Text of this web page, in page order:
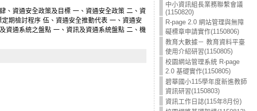
、資通安全政策及目標 一、資通安全政策 二、資
期檢討程序 伍、資通安全推動代表 一、資通安
資通系統之盤點 一、資訊及資通系統盤點 二、機
中小資訊組長業務聯繫會議
(1150820)
R-page 2.0 網站管理與無障
礙標章申請實作(1150806)
教育大數據－ 教育資料平臺
使用介紹研習(1150805)
校園網站管理系統 R-page
2.0 基礎實作(1150805)
碧華國小115學年度新進教師
資訊研習(1150803)
資訊工作日誌(115年8月份)